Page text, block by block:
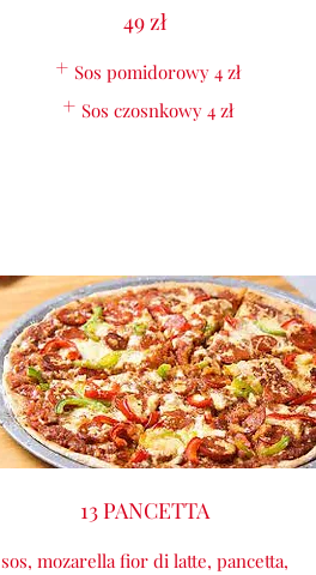
49 zł
Sos pomidorowy 4 zł
Sos czosnkowy 4 zł
13 PANCETTA
sos, mozarella fior di latte, pancetta,